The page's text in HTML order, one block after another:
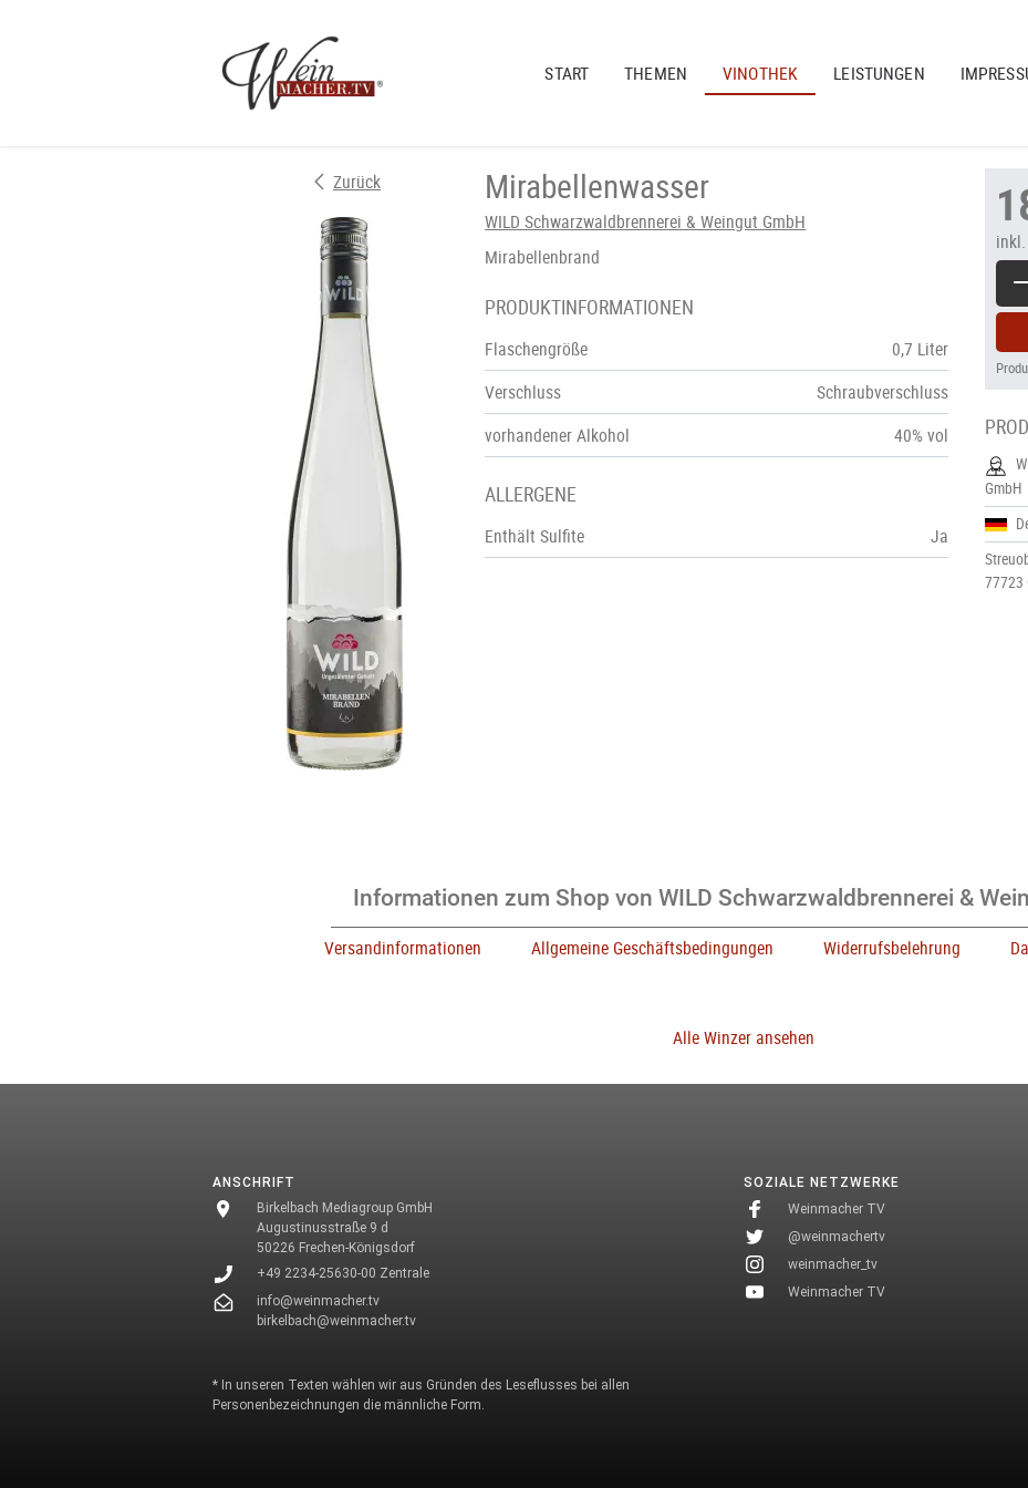
START THEMEN VINOTHEK LEISTUNGEN
Zurück Mirabellenwasser
WILD Schwarzwaldbrennerei & Weingut GmbH
Mirabellenbrand
PRODUKTINFORMATIONEN
Flaschengröße
0,7 Liter
Verschluss
Schraubverschluss
vorhandener Alkohol
40% vol
ALLERGENE
Enthält Sulfite Ja
GmbH
77723
Informationen zum Shop von WILD Schwarzwaldbrennerei &
Versandinformationen Allgemeine Geschäftsbedingungen Widerrufsbelehrung
Alle Winzer ansehen
ANSCHRIFT
Birkelbach Mediagroup GmbH
Augustinusstraße 9 d
50226 Frechen-Königsdorf
+49 2234-25630-00 Zentrale
info@weinmacher.tv
birkelbach@weinmacher.tv
* In unseren Texten wählen wir aus Gründen des Leseflusses bei allen
Personenbezeichnungen die männliche Form.
SOZIALE NETZWERKE
Weinmacher TV
@weinmachertv
weinmacher_tv
Weinmacher TV